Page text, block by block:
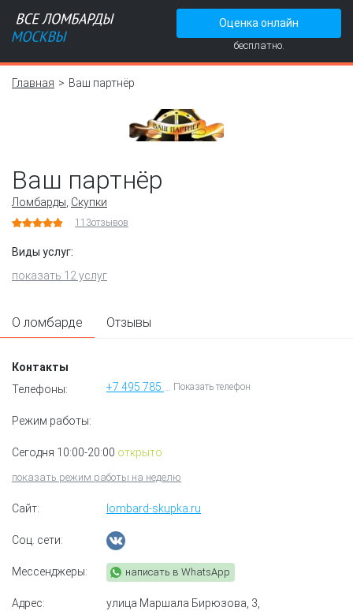
Оценка онлайн
бесплатно.
Главная Ваш партнёр
Ваш партнёр
Ломбарды Скупки
113отзывов
Виды услуг:
показать 12 услуг
О ломбарде Отзывы
Контакты
Телефоны:
Показать телефон
Режим работы:
Сегодня 10:00-20:00 открыто
показать режим работы на неделю
Сайт: lombard-skupka.ru
Соц. сети:
Мессенджеры: написать в WhatsApp
Адрес: улица Маршала Бирюзова, 3